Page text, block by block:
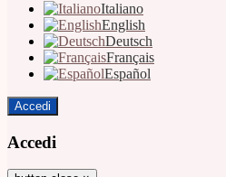
Italiano
English
Deutsch
Français
Español
Accedi
Accedi